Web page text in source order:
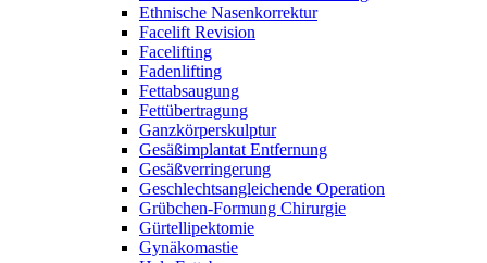
Ethnische Nasenkorrektur
Facelift Revision
Facelifting
Fadenlifting
Fettabsaugung
Fettübertragung
Ganzkörperskulptur
Gesäßimplantat Entfernung
Gesäßverringerung
Geschlechtsangleichende Operation
Grübchen-Formung Chirurgie
Gürtellipektomie
Gynäkomastie